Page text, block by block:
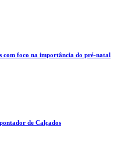
com foco na importância do pré-natal
de Calçados